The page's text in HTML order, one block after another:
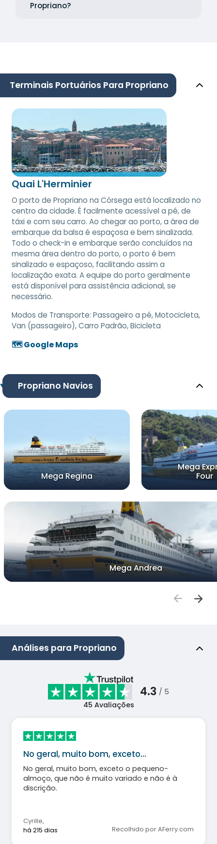
Propriano?
Terminais Portuários Para Propriano
Quai L'Herminier
O porto de Propriano na Córsega está localizado no
centro da cidade. É facilmente acessível a pé, de
táxi e com seu carro. Ao chegar ao porto, a área de
embarque da balsa é espaçosa e bem sinalizada.
Todo o check-in e embarque serão concluídos na
mesma área dentro do porto, o porto é bem
sinalizado e espaçoso, facilitando assim a
localização exata. A equipe do porto geralmente
está disponível para assistência adicional, se
necessário.
Modos de Transporte: Passageiro a pé, Motocicleta,
Van (passageiro), Carro Padrão, Bicicleta
🗺️ Google Maps
Propriano Navios
Mega Regina
Mega
Four
Mega Andrea
Análises para Propriano
4.3 / 5
45 Avaliações
No geral, muito bom, exceto…
No geral, muito bom, exceto o pequeno-
almoço, que não é muito variado e não é à
discrição.
Cyrille,
há 215 dias
Recolhido por AFerry.com